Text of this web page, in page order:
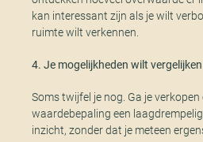
kan interessant zijn als je wilt
ruimte wilt verkennen.
4. Je mogelijkheden wilt vergelijken
Soms twijfel je nog. Ga je verkopen
waardebepaling een
inzicht, zonder dat je meteen